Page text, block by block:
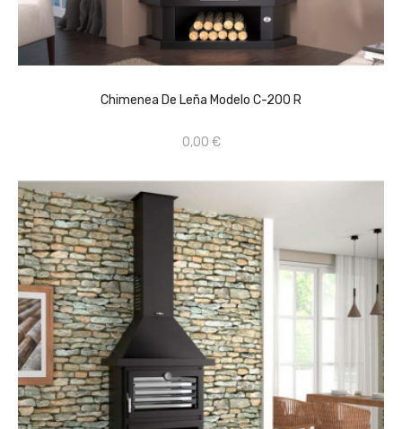
Chimenea De Leña Modelo C-200 R
0,00 €
CONSULTAR PRECIO EN TIENDA FÍSICA 659670368
AÑADIR AL CARRITO